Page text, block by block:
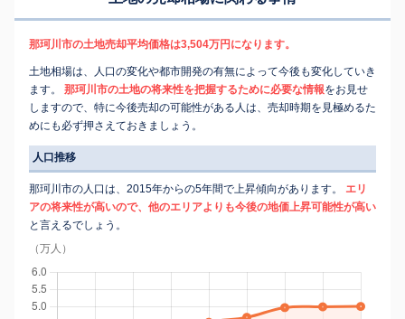
那珂川市の土地売却平均価格は3,504万円になります。
土地相場は、人口の変化や都市開発の有無によって今後も変化していき
ます。
那珂川市の土地の将来性を把握するために必要な情報をお見せ
しますので、特に今後売却の可能性がある人は、売却時期を見極めるた
めにも必ず押さえておきましょう。
人口推移
那珂川市の人口は、2015年からの5年間で上昇傾向があります。
エリ
アの将来性が高いので、他のエリアよりも今後の地価上昇可能性が高い
と言えるでしょう。
（万人）